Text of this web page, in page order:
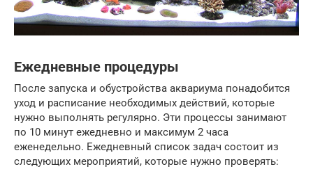
Ежедневные процедуры
После запуска и обустройства аквариума понадобится
уход и расписание необходимых действий, которые
нужно выполнять регулярно. Эти процессы занимают
по 10 минут ежедневно и максимум 2 часа
еженедельно. Ежедневный список задач состоит из
следующих мероприятий, которые нужно проверять: